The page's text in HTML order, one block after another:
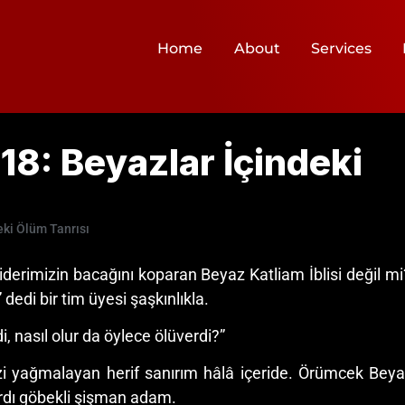
Home About Services
Beyazlar İçindeki
Ölüm Tanrısı
bacağını koparan Beyaz Katliam İblisi değil
bir tim üyesi şaşkınlıkla.
nasıl olur da öylece ölüverdi?”
yağmalayan herif sanırım hâlâ içeride. Örümcek
göbekli şişman adam.